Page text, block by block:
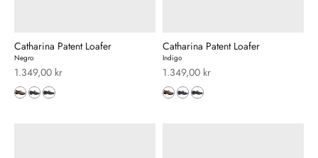
Catharina Patent Loafer
Negro
Salgspris
1.349,00 kr
Catharina Patent Loafer
Indigo
Salgspris
1.349,00 kr